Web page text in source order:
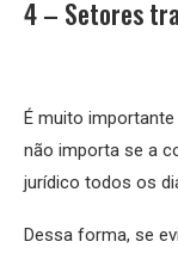
4 – Setores
É muito
não importa se a
jurídico todos os
Dessa forma, se